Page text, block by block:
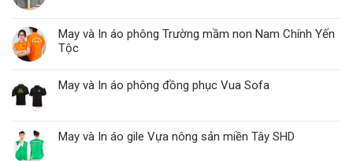
May và In áo phông Trường mầm non Nam Chính Yến
Tộc
May và In áo phông đồng phục Vua Sofa
May và In áo gile Vựa nông sản miền Tây SHD